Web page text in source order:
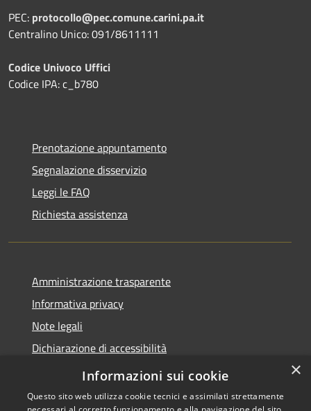
PEC: protocollo@pec.comune.carini.pa.it
Centralino Unico: 091/8611111
Codice Univoco Uffici
Codice IPA: c_b780
Prenotazione appuntamento
Segnalazione disservizio
Leggi le FAQ
Richiesta assistenza
Amministrazione trasparente
Informativa privacy
Note legali
Dichiarazione di accessibilità
Privacy e protezione dei dati
×
Informazioni sui cookie
Questo sito web utilizza cookie tecnici e assimilati strettamente